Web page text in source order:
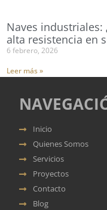
Naves
alta resistencia en
6 febrero, 2026
Leer más »
Inicio
Quienes Somos
Servicios
Proyectos
Contacto
Blog